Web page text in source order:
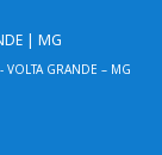
| MG
GRANDE – MG